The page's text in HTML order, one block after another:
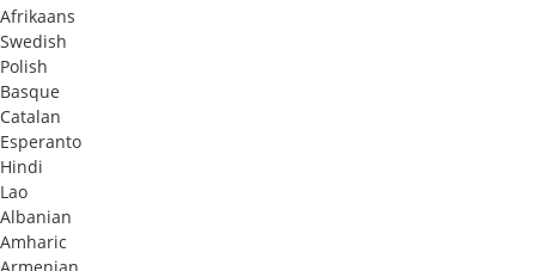
Afrikaans
Swedish
Polish
Basque
Catalan
Esperanto
Hindi
Lao
Albanian
Amharic